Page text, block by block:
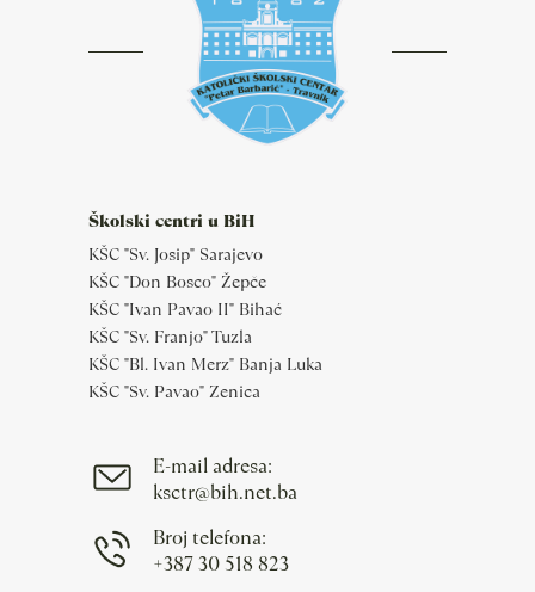
Školski centri u BiH
KŠC "Sv. Josip" Sarajevo
KŠC "Don Bosco" Žepče
KŠC "Ivan Pavao II" Bihać
KŠC "Sv. Franjo" Tuzla
KŠC "Bl. Ivan Merz" Banja Luka
KŠC "Sv. Pavao" Zenica
E-mail adresa:
ksctr@bih.net.ba
Broj telefona:
+387 30 518 823